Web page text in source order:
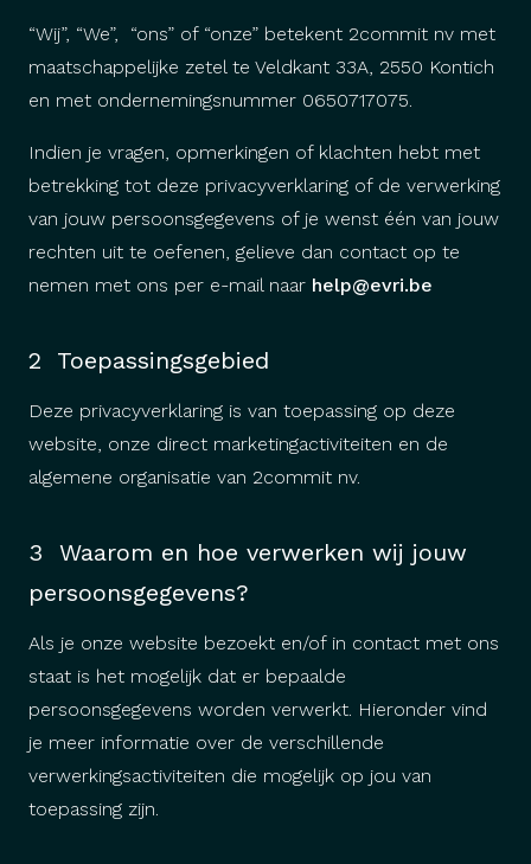
“Wij”, “We”, “ons” of “onze” betekent 2commit nv met
maatschappelijke zetel te Veldkant 33A, 2550 Kontich
en met ondernemingsnummer 0650717075.
Indien je vragen, opmerkingen of klachten hebt met
betrekking tot deze privacyverklaring of de verwerking
van jouw persoonsgegevens of je wenst één van jouw
rechten uit te oefenen, gelieve dan contact op te
nemen met ons per e-mail naar help@evri.be
2 Toepassingsgebied
Deze privacyverklaring is van toepassing op deze
website, onze direct marketingactiviteiten en de
algemene organisatie van 2commit nv.
3 Waarom en hoe verwerken wij jouw
persoonsgegevens?
Als je onze website bezoekt en/of in contact met ons
staat is het mogelijk dat er bepaalde
persoonsgegevens worden verwerkt. Hieronder vind
je meer informatie over de verschillende
verwerkingsactiviteiten die mogelijk op jou van
toepassing zijn.